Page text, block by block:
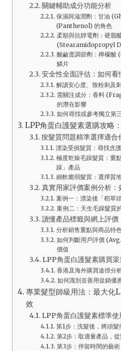
關鍵輔助成分功能分析
保濕與滋潤劑：甘油
(Panthenol) 的角色
柔順與抗靜電劑：硬脂
(Stearamidopropyl
酸鹼度調節劑：檸檬
鱗片
安全性全面評估：如何
解讀安心度、致粉刺及
需關注成分：香料
的潛在影響
如何尋找或參考獨立第
LPP角蛋白護髮素選購攻略
按髮質問題精準選擇適
漂染受損髮質：尋找含
極度乾燥毛躁髮質：重
躁」產品
細軟脆弱髮質：選擇質
真實用家評價案例分析：
案例一：漂染後「稻草
案例二：天生毛躁髮質
讀懂產品標籤與網上評價
分析銷售重點與商品特
如何判斷用戶評價
價值
LPP角蛋白護髮素購買
香港及海外購買途徑分
如何識別並善用促銷優
專業髮型師級用法：最大化
效
LPP角蛋白護髮素標準使
第1步：洗髮後，將頭
第2步：取適量產品，
第3步：停留時間的藝